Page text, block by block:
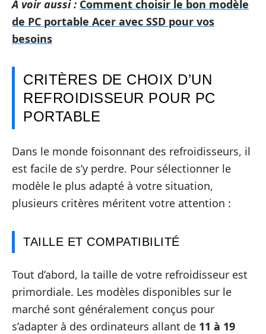
A voir aussi : Comment choisir le bon modèle
de PC portable Acer avec SSD pour vos
besoins
CRITÈRES DE CHOIX D’UN
REFROIDISSEUR POUR PC
PORTABLE
Dans le monde foisonnant des refroidisseurs, il
est facile de s’y perdre. Pour sélectionner le
modèle le plus adapté à votre situation,
plusieurs critères méritent votre attention :
TAILLE ET COMPATIBILITÉ
Tout d’abord, la taille de votre refroidisseur est
primordiale. Les modèles disponibles sur le
marché sont généralement conçus pour
s’adapter à des ordinateurs allant de 11 à 19